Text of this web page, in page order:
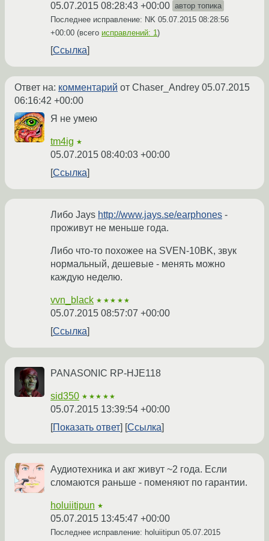
05.07.2015 08:28:43 +00:00 автор топика
Последнее исправление: NK 05.07.2015 08:28:56
+00:00 (всего исправлений: 1)
Ссылка
Ответ на: комментарий от Chaser_Andrey 05.07.2015
06:16:42 +00:00
Я не умею
tm4ig ★
05.07.2015 08:40:03 +00:00
Ссылка
Либо Jays http://www.jays.se/earphones -
проживут не меньше года.
Либо что-то похожее на SVEN-10BK, звук
нормальный, дешевые - менять можно
каждую неделю.
vvn_black ★★★★★
05.07.2015 08:57:07 +00:00
Ссылка
PANASONIC RP-HJE118
sid350 ★★★★★
05.07.2015 13:39:54 +00:00
Показать ответ
Ссылка
Аудиотехника и акг живут ~2 года. Если
сломаются раньше - поменяют по гарантии.
holuiitipun ★
05.07.2015 13:45:47 +00:00
Последнее исправление: holuiitipun 05.07.2015